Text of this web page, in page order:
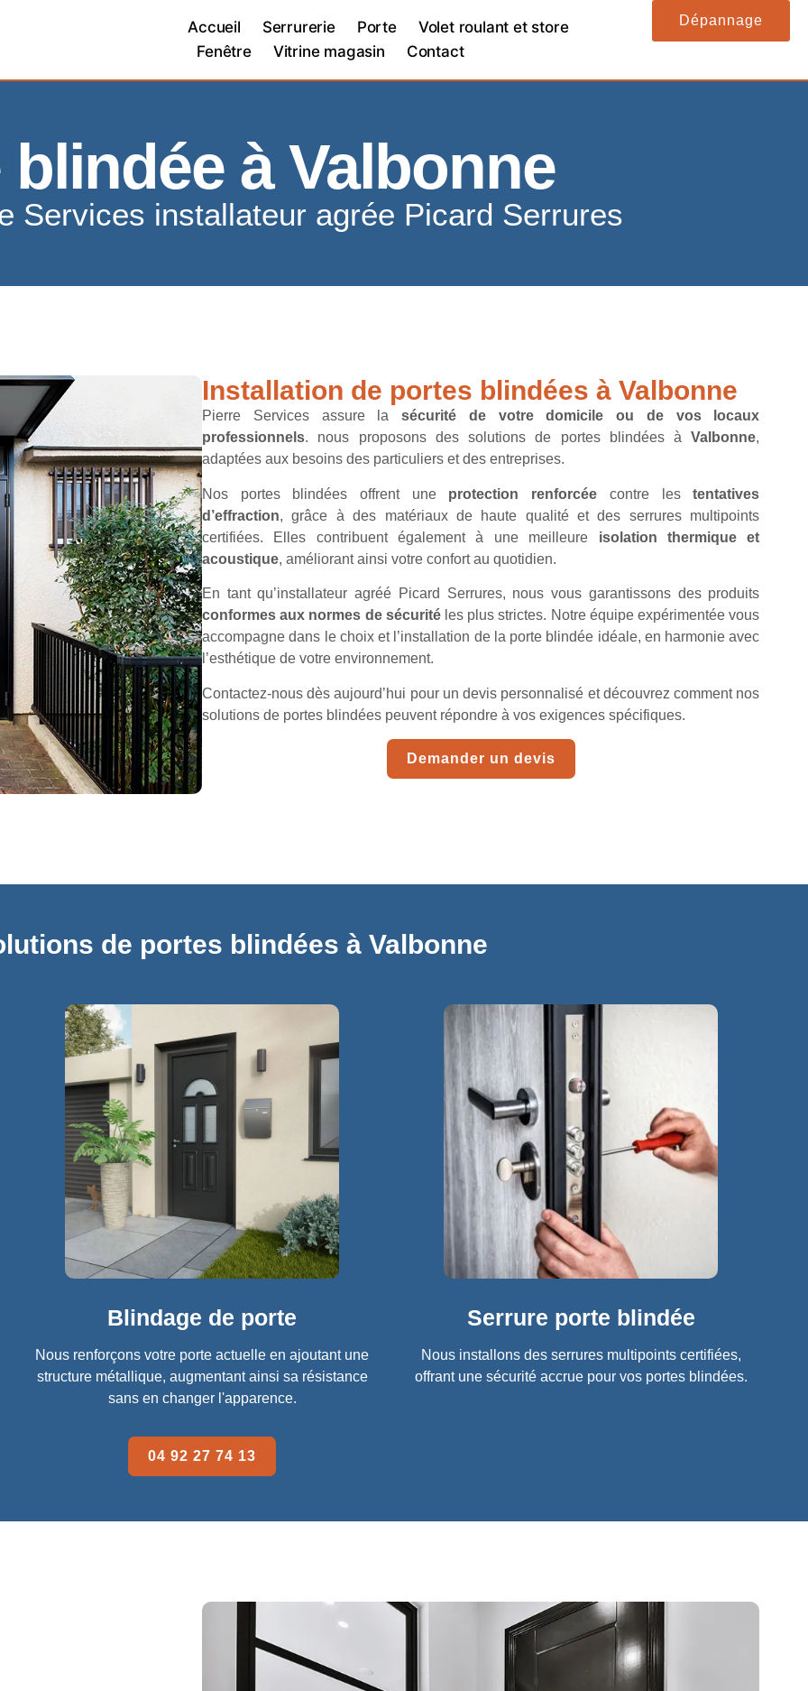
Accueil Serrurerie Porte
Volet roulant et store
Fenêtre
Vitrine magasin Contact
Dépannage
blindée à Valbonne
Services installateur agrée Picard Serrures
Installation de portes blindées à Valbonne
Pierre Services assure la sécurité de votre domicile ou de vos locaux
professionnels. nous proposons des solutions de portes blindées àValbonne,
adaptées aux besoins des particuliers et des entreprises.
Nos portes blindées offrent une protection renforcée contre lestentatives
d’effraction, grâce à des matériaux de haute qualité et des serrures multipoints
certifiées. Elles contribuent également à une meilleure isolation thermique et
acoustique, améliorant ainsi votre confort au quotidien.
En tant qu’installateur agréé Picard Serrures, nous vous garantissons des produits
conformes aux normes de sécuritéles plus strictes. Notre équipe expérimentée vous
accompagne dans le choix et l’installation de la porte blindée idéale, en harmonie avec
l’esthétique de votre environnement.
Contactez-nous dès aujourd’hui pour un devis personnalisé et découvrez comment nos
solutions de portes blindées peuvent répondre à vos exigences spécifiques.
Demander un devis
de portes blindées à Valbonne
Blindage de porte
Nous renforçons votre porte actuelle en ajoutant une
structure métallique, augmentant ainsi sa résistance
sans en changer l'apparence.
Serrure porte blindée
Nous installons des serrures multipoints certifiées,
offrant une sécurité accrue pour vos portes blindées.
04 92 27 74 13